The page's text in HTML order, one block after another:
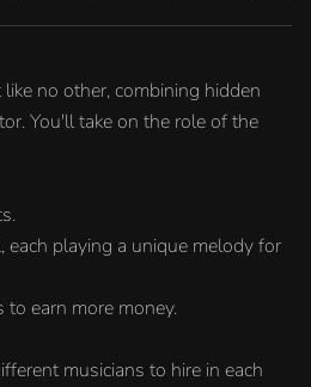
no other, combining hidden
You'll take on the role of the
each playing a unique melody for
earn more money.
musicians to hire in each